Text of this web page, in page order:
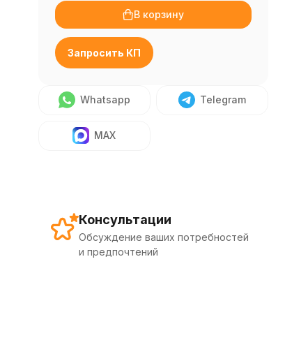
В корзину
Запросить КП
Whatsapp Telegram
MAX
Консультации
Обсуждение ваших потребностей
и предпочтений